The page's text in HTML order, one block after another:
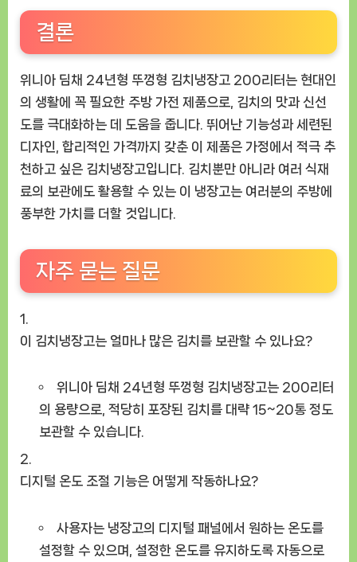
결론
위니아 딤채 24년형 뚜껑형 김치냉장고 200리터는 현대인
의 생활에 꼭 필요한 주방 가전 제품으로, 김치의 맛과 신선
도를 극대화하는 데 도움을 줍니다. 뛰어난 기능성과 세련된
디자인, 합리적인 가격까지 갖춘 이 제품은 가정에서 적극 추
천하고 싶은 김치냉장고입니다. 김치뿐만 아니라 여러 식재
료의 보관에도 활용할 수 있는 이 냉장고는 여러분의 주방에
풍부한 가치를 더할 것입니다.
자주 묻는 질문
이 김치냉장고는 얼마나 많은 김치를 보관할 수 있나요?
위니아 딤채 24년형 뚜껑형 김치냉장고는 200리터
의 용량으로, 적당히 포장된 김치를 대략 15~20통 정도
보관할 수 있습니다.
디지털 온도 조절 기능은 어떻게 작동하나요?
사용자는 냉장고의 디지털 패널에서 원하는 온도를
설정할 수 있으며, 설정한 온도를 유지하도록 자동으로